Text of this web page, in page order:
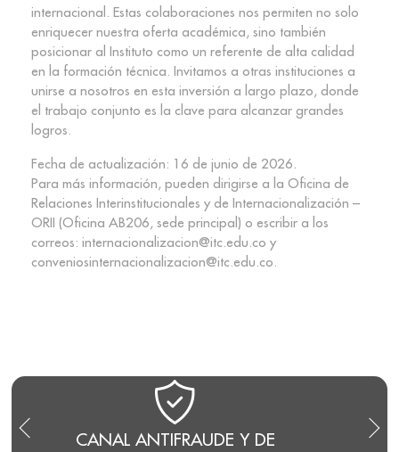
CANAL ANTIFRAUDE Y DE
internacional. Estas colaboraciones nos permiten no solo
enriquecer nuestra oferta académica, sino también
posicionar al Instituto como un referente de alta calidad
en la formación técnica. Invitamos a otras instituciones a
unirse a nosotros en esta inversión a largo plazo, donde
el trabajo conjunto es la clave para alcanzar grandes
logros.
Fecha de actualización: 16 de junio de 2026.
Para más información, pueden dirigirse a la Oficina de
Relaciones Interinstitucionales y de Internacionalización –
ORII (Oficina AB206, sede principal) o escribir a los
correos: internacionalizacion@itc.edu.co y
conveniosinternacionalizacion@itc.edu.co.